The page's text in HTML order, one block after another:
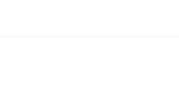
BG's eingefordert, davon
von der Möglichkeit
mit Anschlussfinanzierung,